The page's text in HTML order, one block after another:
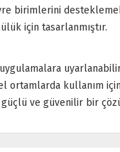
birimlerini
için tasarlanmıştır.
ortamlarda kullanım
ve güvenilir bir